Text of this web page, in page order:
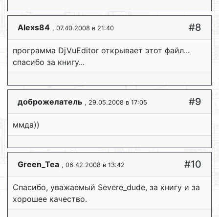
Alexs84 , 07.40.2008 в 21:40 #8
программа DjVuEditor открывает этот файл...
спасибо за книгу...
доброжелатель , 29.05.2008 в 17:05 #9
ммда))
Green_Tea , 06.42.2008 в 13:42 #10
Спасибо, уважаемый Severe_dude, за книгу и за
хорошее качество.